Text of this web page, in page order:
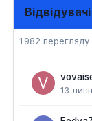
1 982
13